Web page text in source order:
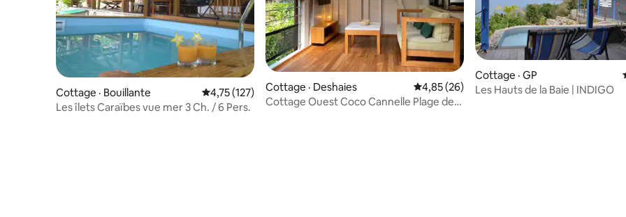
Cottage · Bouillante Note moyenne de 4,75 sur 5, 127 commentaires
4,75 (127)
Les îlets Caraïbes vue mer 3 Ch. / 6 Pers.
Cottage · Deshaies Note moyenne de 4,85 sur 5, 26
4,85 (26)
Cottage Ouest Coco Cannelle Plage de
Cottage · GP
Les Hauts de la Baie | INDIGO